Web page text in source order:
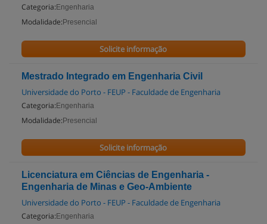
Categoria: Engenharia
Modalidade: Presencial
Solicite informação
Mestrado Integrado em Engenharia Civil
Universidade do Porto - FEUP - Faculdade de Engenharia
Categoria: Engenharia
Modalidade: Presencial
Solicite informação
Licenciatura em Ciências de Engenharia -
Engenharia de Minas e Geo-Ambiente
Universidade do Porto - FEUP - Faculdade de Engenharia
Categoria: Engenharia